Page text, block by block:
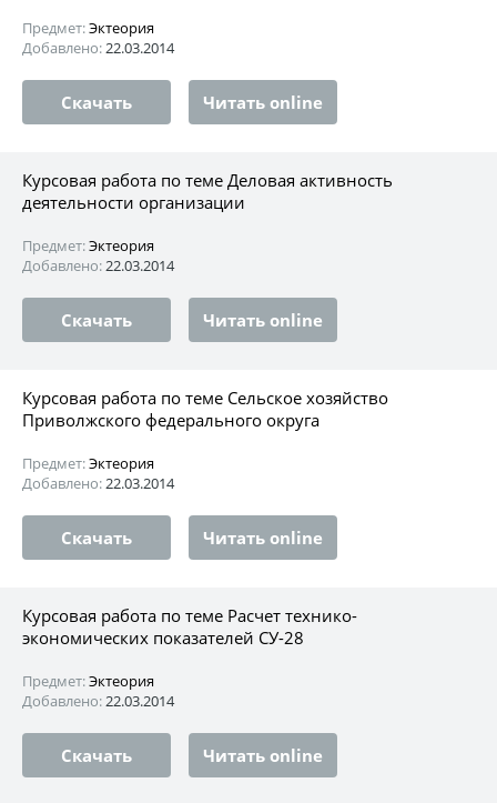
Предмет:Эктеория
Добавлено:22.03.2014
Скачать Читать online
Курсовая работа по теме Деловая активность
деятельности организации
Предмет:Эктеория
Добавлено:22.03.2014
Скачать Читать online
Курсовая работа по теме Сельское хозяйство
Приволжского федерального округа
Предмет:Эктеория
Добавлено:22.03.2014
Скачать Читать online
Курсовая работа по теме Расчет технико-
экономических показателей СУ-28
Предмет:Эктеория
Добавлено:22.03.2014
Скачать Читать online